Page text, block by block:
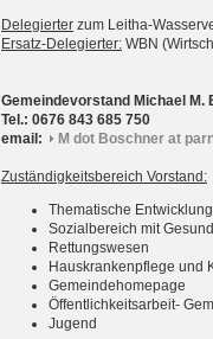
Delegierter zum Leitha-
Ersatz-Delegierter: WBN
Gemeindevorstand Michael M.
Tel.: 0676 843 685 750
email:
M dot Boschner at
Zuständigkeitsbereich Vorstand:
Thematische
Sozialbereich mit
Rettungswesen
Hauskrankenpflege und
Gemeindehomepage
Öffentlichkeitsarbeit-
Jugend